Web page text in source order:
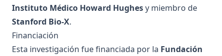
Instituto Médico Howard Hughesy miembro de
Stanford Bio-X.
Financiación
Esta investigación fue financiada por la Fundación